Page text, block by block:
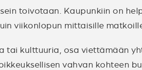
toivotaan. Kaupunkiin on
viikonlopun mittaisille
tai kulttuuria, osa viettämään
vahvan kohteen